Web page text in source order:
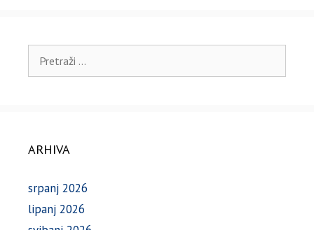
ARHIVA
srpanj 2026
lipanj 2026